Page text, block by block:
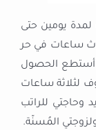
لمدة يومين حتى
ساعات في حر
أستطع الحصول
لثلاثة ساعات
وحاجتي للراتب
المُسنّة.